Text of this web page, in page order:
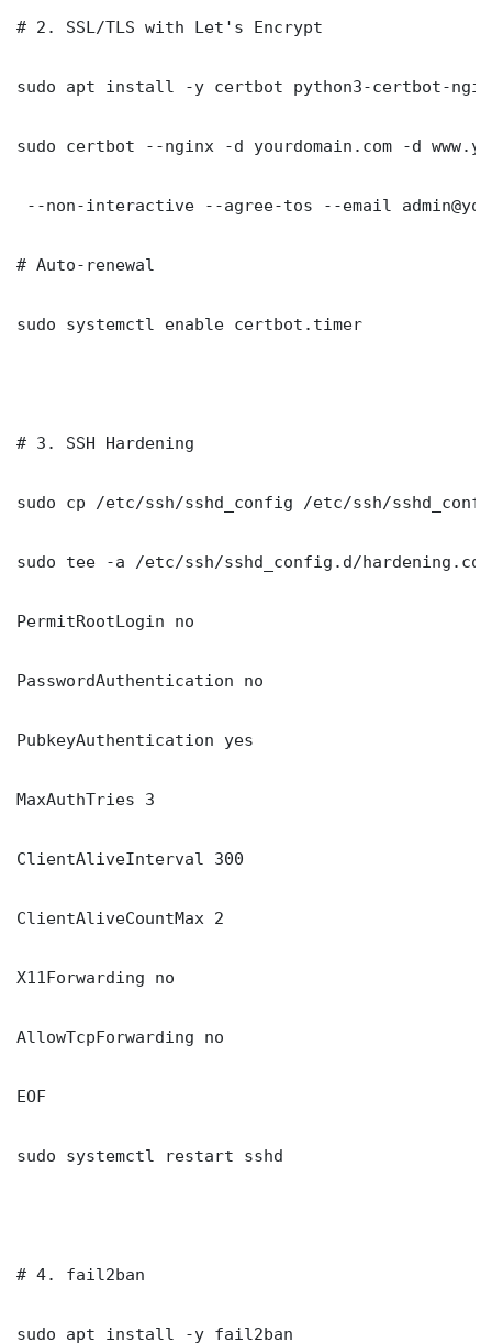
# 2. SSL/TLS with Let's Encrypt
sudo apt install -y certbot python3-certbot-
sudo certbot --nginx -d yourdomain.com -d
--non-interactive --agree-tos --email
# Auto-renewal
sudo systemctl enable certbot.timer
# 3. SSH Hardening
sudo cp /etc/ssh/sshd_config /etc/ssh/
sudo tee -a /etc/ssh/sshd_config.d/
PermitRootLogin no
PasswordAuthentication no
PubkeyAuthentication yes
MaxAuthTries 3
ClientAliveInterval 300
ClientAliveCountMax 2
X11Forwarding no
AllowTcpForwarding no
EOF
sudo systemctl restart sshd
# 4. fail2ban
sudo apt install -y fail2ban